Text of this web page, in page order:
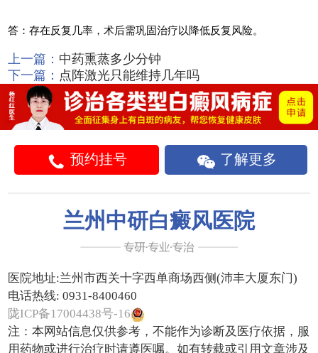
答：存在反复几率，术后需巩固治疗以降低反复风险。
上一篇： 中药熏蒸多少分钟
下一篇： 点阵激光只能维持几年吗
预约挂号 了解更多
兰州中研白癜风医院
医院地址:兰州市西关十字西单商场西侧(沛丰大厦东门)
电话热线: 0931-8400460
陇ICP备17004438号-16
注：本网站信息仅供参考，不能作为诊断及医疗依据，服
用药物或进行治疗时请遵医嘱。如有转载或引用文章涉及